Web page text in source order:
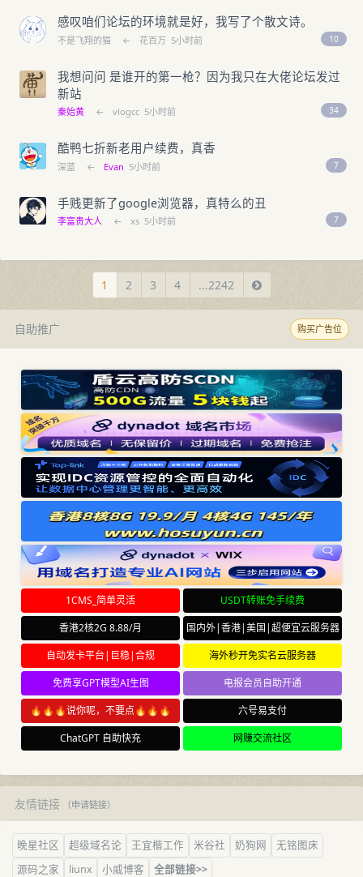
感叹咱们论坛的环境就是好，我写了个散文诗。
不是飞翔的猫 ← 花百万 5小时前 10
我想问问 是谁开的第一枪？因为我只在大佬论坛发过
新站
秦始黄 ← vlogcc 5小时前 34
酷鸭七折新老用户续费，真香
深蓝 ← Evan 5小时前 7
手贱更新了google浏览器，真特么的丑
李富贵大人 ← xs 5小时前 7
1 2 3 4 ...2242
自助推广 购买广告位
1CMS_简单灵活
USDT转账免手续费
香港2核2G 8.88/月
国内外|香港|美国|超便宜云服务器
自动发卡平台|巨稳|合规
海外秒开免实名云服务器
免费享GPT模型AI生图
电报会员自助开通
🔥🔥🔥说你呢，不要点🔥🔥🔥
六号易支付
ChatGPT 自助快充
网赚交流社区
友情链接（申请链接）
晚星社区 超级域名论 王宜楷工作 米谷社 奶狗网
无铭图床
源码之家
liunx 小威博客 全部链接>>